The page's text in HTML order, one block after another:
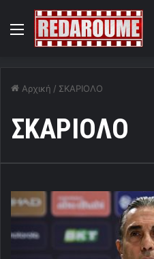
Menu
Αρχική / ΣΚΑΡΙΟΛΟ
ΣΚΑΡΙΟΛΟ